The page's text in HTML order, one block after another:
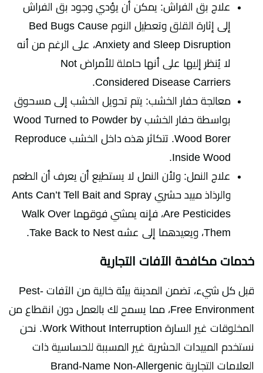
علاج بق الفراش: يمكن أن يؤدي وجود بق الفراش
إلى إثارة القلق وتعطيل النوم Bed Bugs Cause
Anxiety and Sleep Disruption، على الرغم من أنه
لا يُنظر إليها على أنها حاملة للأمراض Not
Considered Disease Carriers.
معالجة حفار الخشب: يتم تحويل الخشب إلى مسحوق
بواسطة حفار الخشب Wood Turned to Powder by
Wood Borer. تتكاثر هذه داخل الخشب Reproduce
Inside Wood.
علاج النمل: ولأن النمل لا يستطيع أن يعرف أن الطعم
والرذاذ مبيد حشري Ants Can’t Tell Bait and Spray
Are Pesticides، فإنه يمشي فوقهما Walk Over
Them، ويعيدهما إلى عشه Take Back to Nest.
خدمات مكافحة الآفات التجارية
قبل كل شيء، تضمن المدينة بيئة خالية من الآفات Pest-
Free Environment، مما يسمح لك بالعمل دون انقطاع من
المخلوقات غير السارة Work Without Interruption. نحن
نستخدم المبيدات الحشرية غير المسببة للحساسية ذات
العلامات التجارية Brand-Name Non-Allergenic